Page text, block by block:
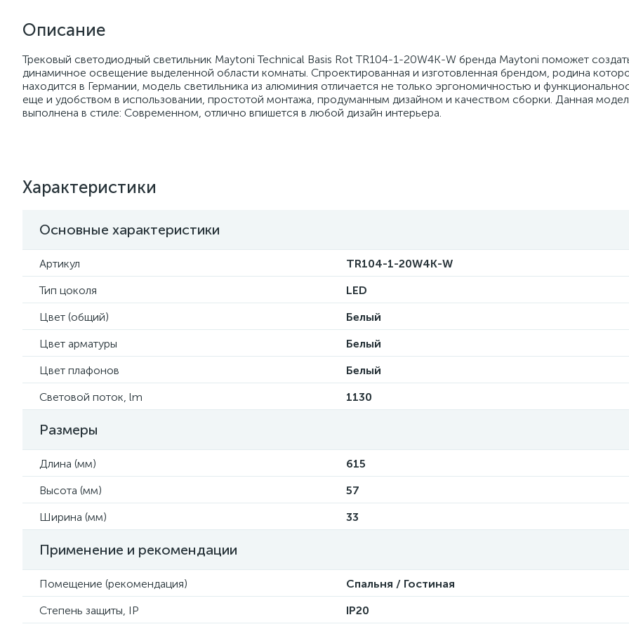
Описание
Трековый светодиодный светильник Maytoni Technical Basis Rot TR104-1-20W4K-W бренда Maytoni поможет
динамичное освещение выделенной области комнаты. Спроектированная и изготовленная брендом, родина
находится в Германии, модель светильника из алюминия отличается не только эргономичностью и
еще и удобством в использовании, простотой монтажа, продуманным дизайном и качеством сборки. Данная
выполнена в стиле: Современном, отлично впишется в любой дизайн интерьера.
Характеристики
Основные характеристики
Артикул
TR104-1-20W4K-W
Тип цоколя
LED
Цвет (общий)
Белый
Цвет арматуры
Белый
Цвет плафонов
Белый
Световой поток, lm
1130
Размеры
Длина (мм)
615
Высота (мм)
57
Ширина (мм)
33
Применение и рекомендации
Помещение (рекомендация)
Спальня / Гостиная
Степень защиты, IP
IP20